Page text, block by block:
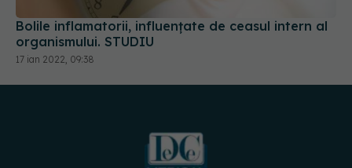
17 ian 2022, 09:38
URMĂREȘTE-NE PE: